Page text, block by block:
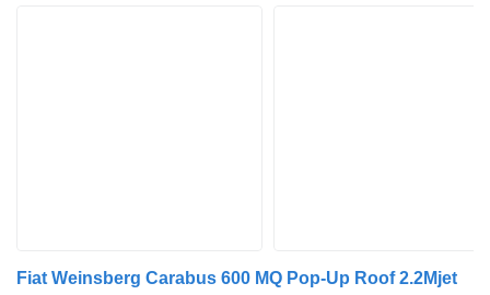
Fiat Weinsberg Carabus 600 MQ Pop-Up Roof 2.2Mjet